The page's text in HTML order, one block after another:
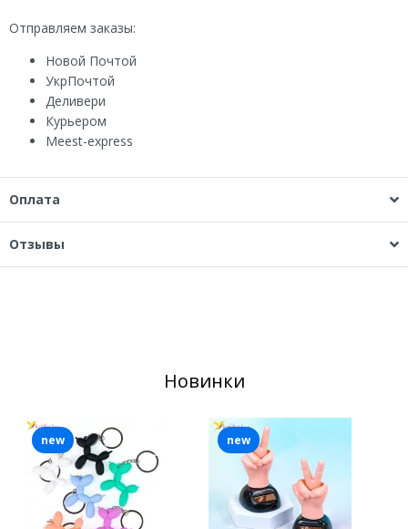
Отправляем заказы:
Новой Почтой
УкрПочтой
Деливери
Курьером
Мeest-express
Оплата
Отзывы
Новинки
new new